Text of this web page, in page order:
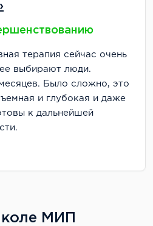
терапия сейчас очень
выбирают люди.
Было сложно, это
и глубокая и даже
к дальнейшей
МИП